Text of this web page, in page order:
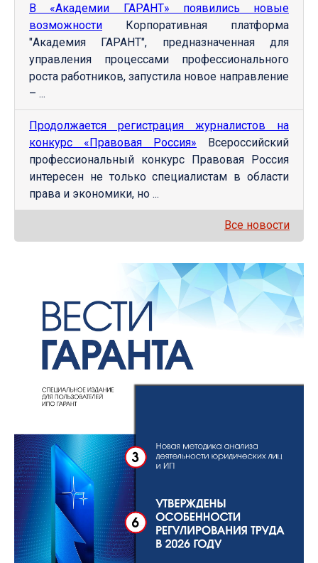
В «Академии ГАРАНТ» появились новые
возможности Корпоративная платформа
"Академия ГАРАНТ", предназначенная для
управления процессами профессионального
роста работников, запустила новое направление
– ...
Продолжается регистрация журналистов на
конкурс «Правовая Россия» Всероссийский
профессиональный конкурс Правовая Россия
интересен не только специалистам в области
права и экономики, но ...
Все новости